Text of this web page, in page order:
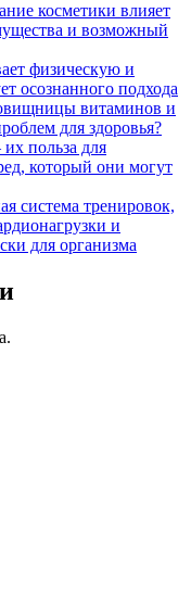
косметики влияет
и возможный
физическую и
осознанного подхода
витаминов и
для здоровья?
польза для
который они могут
система тренировок,
и
для организма